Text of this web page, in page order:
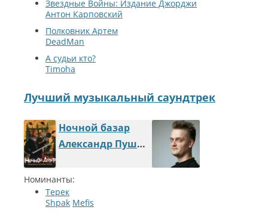
Звездные Войны: Издание Джорджи
Антон Карповский
Полковник Артем
DeadMan
А судьи кто?
Timoha
Лучший музыкальный саундтрек
Ночной базар
Александр Пушной
Номинанты:
Терек
Shpak Mefis